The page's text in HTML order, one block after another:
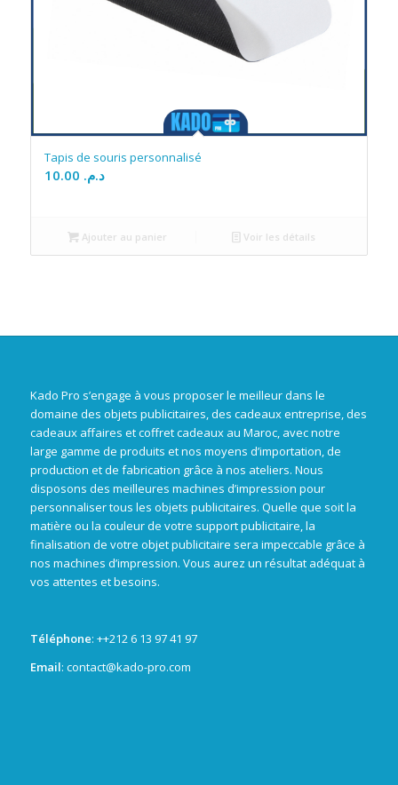
Tapis de souris personnalisé
د.م.
Ajouter au panier Voir les détails
Kado Pro s’engage à vous proposer le meilleur dans le
domaine des objets publicitaires, des cadeaux entreprise, des
cadeaux affaires et coffret cadeaux au Maroc, avec notre
large gamme de produits et nos moyens d’importation, de
production et de fabrication grâce à nos ateliers. Nous
disposons des meilleures machines d’impression pour
personnaliser tous les objets publicitaires. Quelle que soit la
matière ou la couleur de votre support publicitaire, la
finalisation de votre objet publicitaire sera impeccable grâce à
nos machines d’impression. Vous aurez un résultat adéquat à
vos attentes et besoins.
Téléphone: ++212 6 13 97 41 97
Email: contact@kado-pro.com